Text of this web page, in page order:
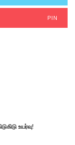
PIN
உயர்வு!